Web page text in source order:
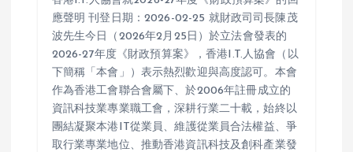
應聲明 刊登日期：2026-02-25 就財政司司長陳茂
波先生今日（2026年2月25日）於立法會發表的
2026-27年度《財政預算案》，香港I.T.人協會（以
下簡稱「本會」）表示熱烈歡迎與高度認可。本會
作為香港工會聯合會屬下、於2006年註冊成立的
資訊科技業專業職工會，深耕行業二十載，始終以
團結凝聚本港IT從業員、維護從業員合法權益、爭
取行業專業地位、推動香港資訊科技及創科產業發